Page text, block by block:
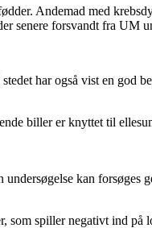
Andemad med
senere forsvandt fra UM
har også vist en god
biller er knyttet til
kan forsøges
som spiller negativt ind